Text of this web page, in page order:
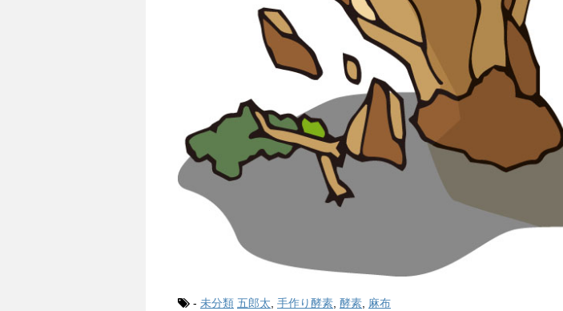
- 未分類 五郎太 手作り酵素 酵素 麻布